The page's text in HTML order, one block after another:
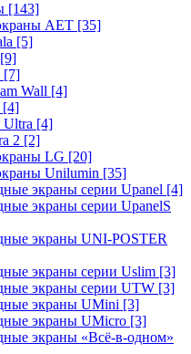
[143]
AET [35]
[5]
[9]
[7]
Wall [4]
[4]
[4]
2 [2]
LG [20]
Unilumin [35]
экраны серии Upanel [4]
экраны серии UpanelS
экраны UNI-POSTER
экраны серии Uslim [3]
экраны серии UTW [3]
экраны UMini [3]
экраны UMicro [3]
экраны «Всё-в-одном»